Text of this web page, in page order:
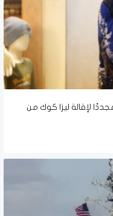
لإقالة ليزا كوك من